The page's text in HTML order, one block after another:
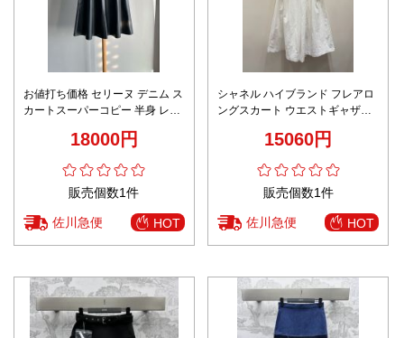
お値打ち価格 セリーヌ デニム ス
カートスーパーコピー 半身 レザ
ィース ブラック18000円
販売個数1件
佐川急便 HOT
シャネル ハイブランド フレアロ
ングスカート ウエストギャザー
15060円
販売個数1件
佐川急便 HOT